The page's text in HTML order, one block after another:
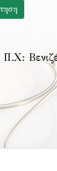
Π.Χ: